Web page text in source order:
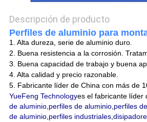
Descripción de producto
Perfiles de aluminio para
1. Alta dureza, serie de aluminio duro.
2. Buena resistencia a la corrosión.
3. Buena capacidad de trabajo y buena
4. Alta calidad y precio razonable.
5. Fabricante líder de China con más de
YueFeng Technologyes el fabricante líder
de aluminio,perfiles de aluminio,perfiles
de aluminio,perfiles industriales,